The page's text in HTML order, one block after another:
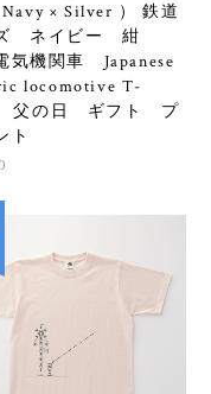
× Silver ） 鉄道
ネイビー 紺
機関車 Japanese
locomotive T-
父の日 ギフト プ
ト